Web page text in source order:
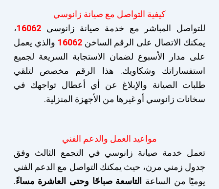
كيفية التواصل مع صيانة زانوسي
للتواصل المباشر مع خدمة صيانة زانوسي16062،
يمكنك الاتصال على الرقم الساخن16062 والذي يعمل
على مدار الأسبوع لضمان الاستجابة السريعة لجميع
استفساراتك وشكاويك. هذا الرقم مخصص لتلقي
طلبات الصيانة والإبلاغ عن أي أعطال تواجهك في
سخانات زانوسي أو غيرها من الأجهزة المنزلية.
مواعيد العمل والدعم الفني
تعمل خدمة صيانة زانوسي في التجمع الثالث وفق
جدول زمني مرن، حيث يمكنك التواصل مع الدعم الفني
يوميًا من الساعة التاسعة صباحًا وحتى العاشرة مساءً.